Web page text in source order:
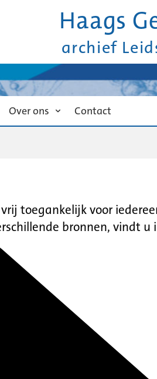
Haags
archief
Over ons Contact
toegankelijk voor
bronnen, vindt u